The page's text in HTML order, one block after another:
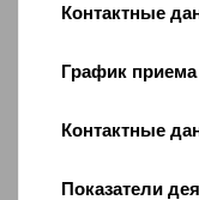
Контактные
График
Контактные
Показатели